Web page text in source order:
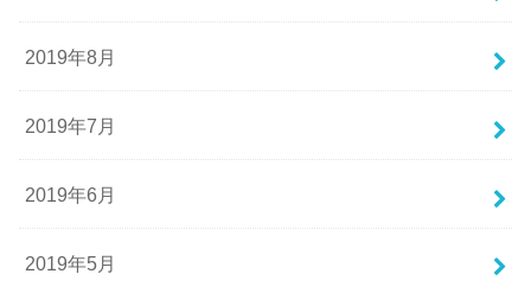
2019年8月
2019年7月
2019年6月
2019年5月